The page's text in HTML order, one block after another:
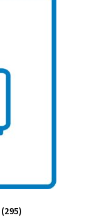
(295)